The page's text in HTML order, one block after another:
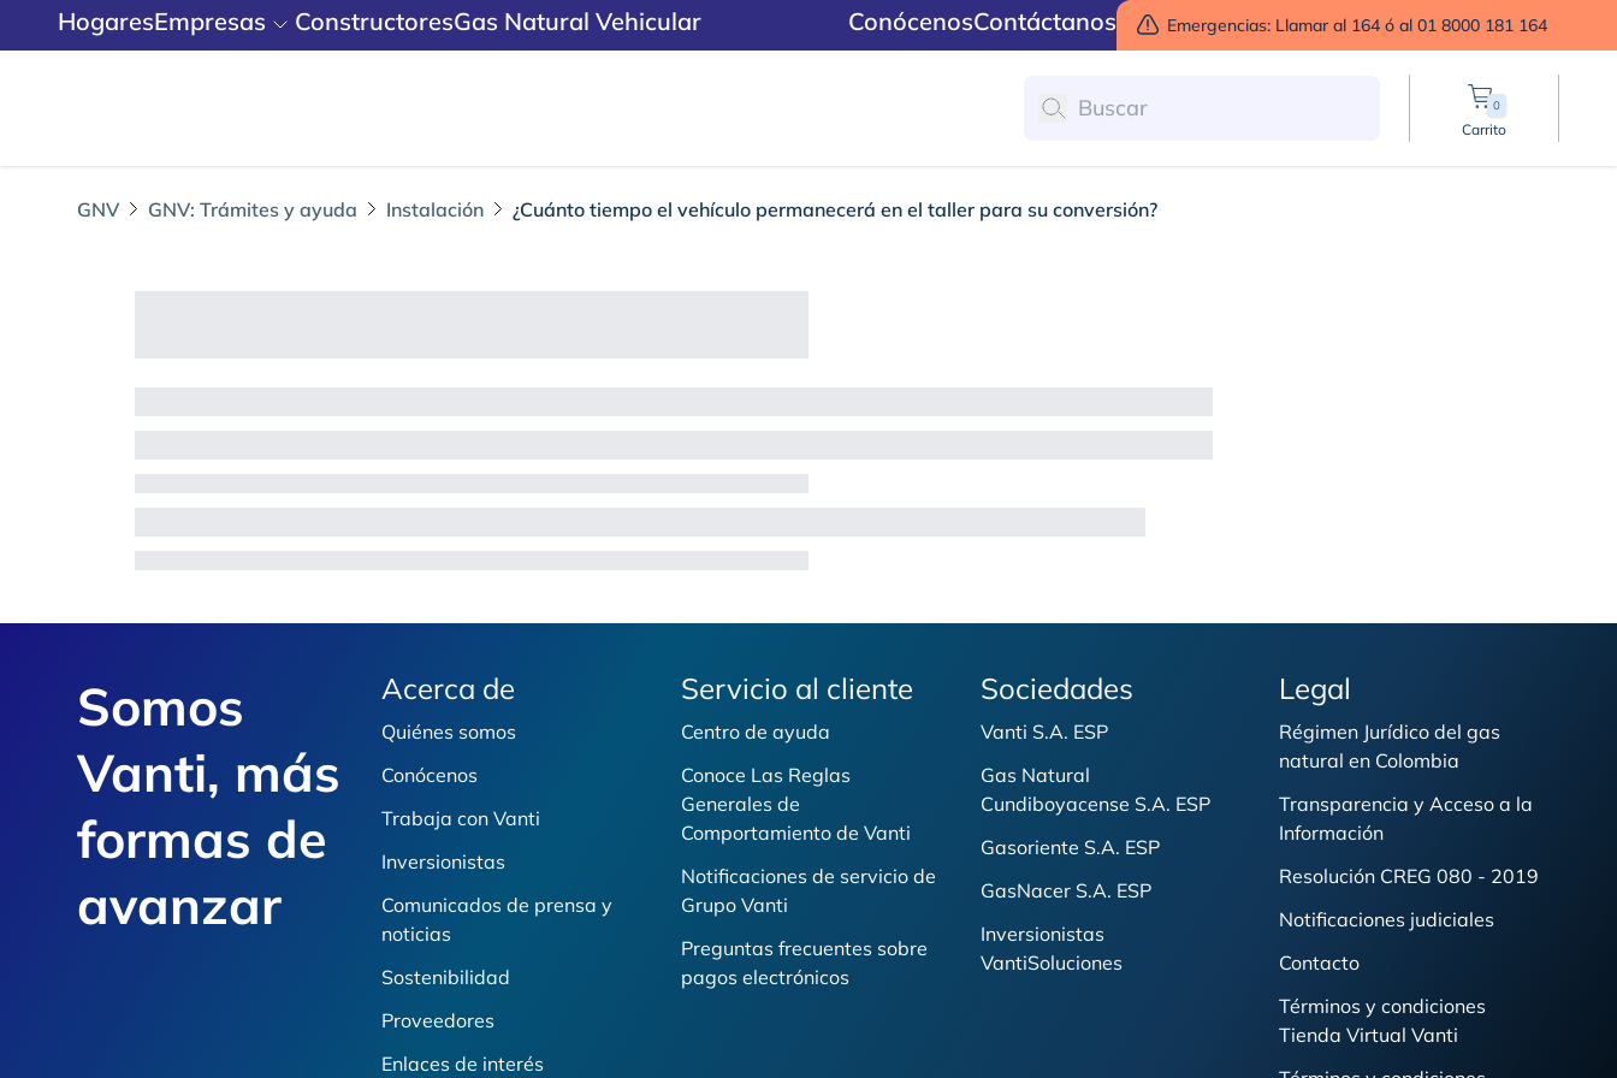
HogaresEmpresas ConstructoresGas Natural Vehicular ConócenosContáctanos Emergencias: Llamar al 164 ó al 01 8000 181 164
0
Carrito
GNV GNV: Trámites y ayuda Instalación ¿Cuánto tiempo el vehículo permanecerá en el taller para su conversión?
¿Cuánto tiempo el vehículo permanecerá en el taller para su
Somos
Vanti, más
formas de
avanzar
Acerca de
Quiénes somos
Conócenos
Trabaja con Vanti
Inversionistas
Comunicados de prensa y
noticias
Sostenibilidad
Proveedores
Enlaces de interés
Servicio al cliente
Centro de ayuda
Conoce Las Reglas
Generales de
Comportamiento de Vanti
Notificaciones de servicio de
Grupo Vanti
Preguntas frecuentes sobre
pagos electrónicos
Sociedades
Vanti S.A. ESP
Gas Natural
Cundiboyacense S.A. ESP
Gasoriente S.A. ESP
GasNacer S.A. ESP
Inversionistas
VantiSoluciones
Legal
Régimen Jurídico del gas
natural en Colombia
Transparencia y Acceso a la
Información
Resolución CREG 080 - 2019
Notificaciones judiciales
Contacto
Términos y condiciones
Tienda Virtual Vanti